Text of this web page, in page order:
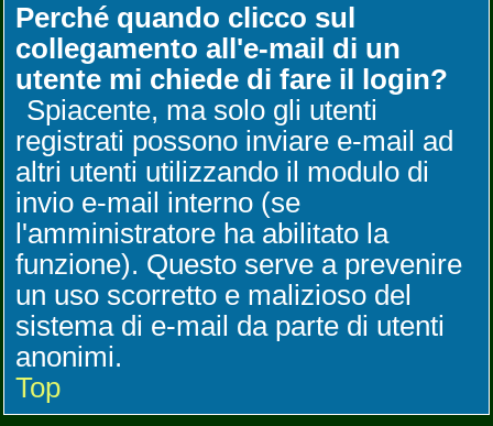
Perché quando clicco sul
collegamento all'e-mail di un
utente mi chiede di fare il login?
Spiacente, ma solo gli utenti
registrati possono inviare e-mail ad
altri utenti utilizzando il modulo di
invio e-mail interno (se
l'amministratore ha abilitato la
funzione). Questo serve a prevenire
un uso scorretto e malizioso del
sistema di e-mail da parte di utenti
anonimi.
Top